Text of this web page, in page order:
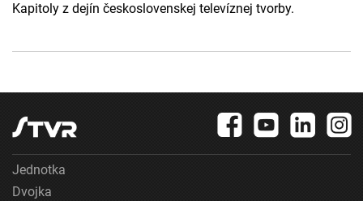
Kapitoly z dejín československej televíznej tvorby.
Jednotka
Dvojka